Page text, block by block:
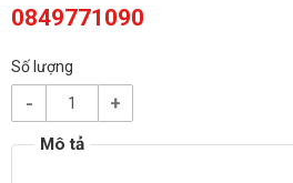
0849771090
Số lượng
- +